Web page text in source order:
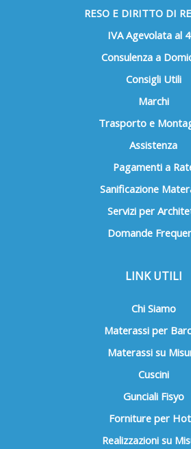
RESO E DIRITTO DI
IVA Agevolata al
Consulenza a
Consigli Utili
Marchi
Trasporto e
Assistenza
Pagamenti a
Sanificazione
Servizi per
Domande
LINK UTILI
Chi Siamo
Materassi per
Materassi su
Cuscini
Gunciali Fisyo
Forniture per
Realizzazioni su